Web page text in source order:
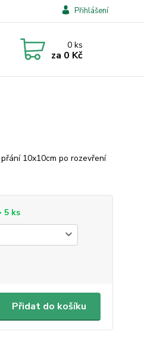
Přihlášení
0ks
za 0 Kč
10x10cm po rozevření
5 ks
Přidat do košíku